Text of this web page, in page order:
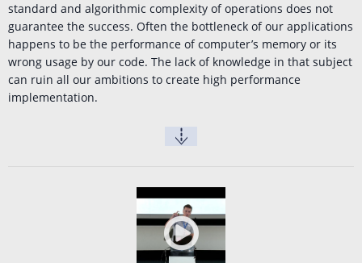
standard and algorithmic complexity of operations does not
guarantee the success. Often the bottleneck of our applications
happens to be the performance of computer’s memory or its
wrong usage by our code. The lack of knowledge in that subject
can ruin all our ambitions to create high performance
implementation.